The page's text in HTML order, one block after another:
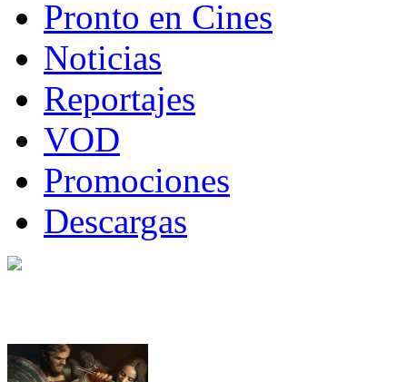
Pronto en Cines
Noticias
Reportajes
VOD
Promociones
Descargas